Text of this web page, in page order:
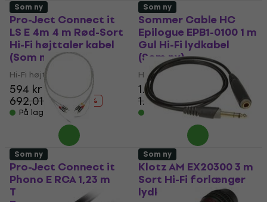
Pro-Ject Connect it
LS E 4m 4 m Rød-Sort
Hi-Fi højttaler kabel
(Som ny)
Hi-Fi højttaler kabel
594 kr
692,01 kr
- 14 %
På lager
Sommer Cable HC
Epilogue EPB1-0100 1 m
Gul Hi-Fi lydkabel
(Som ny)
Hi-Fi lydkabel
1.169 kr
1.305,80 kr
- 10 %
På lager
Som ny
Pro-Ject Connect it
Phono E RCA 1,23 m
Transparent Hi-Fi
Som ny
Klotz AM EX20300 3 m
Sort Hi-Fi forlænger
lydkabel (Som ny)
Som ny Som ny